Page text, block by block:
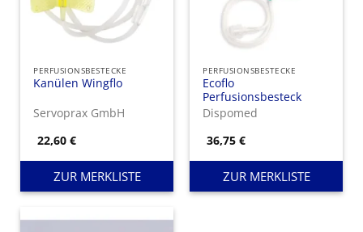
PERFUSIONSBESTECKE
Kanülen Wingflo
Servoprax GmbH
22,60€
ZUR MERKLISTE
PERFUSIONSBESTECKE
Ecoflo
Perfusionsbesteck
Dispomed
36,75€
ZUR MERKLISTE